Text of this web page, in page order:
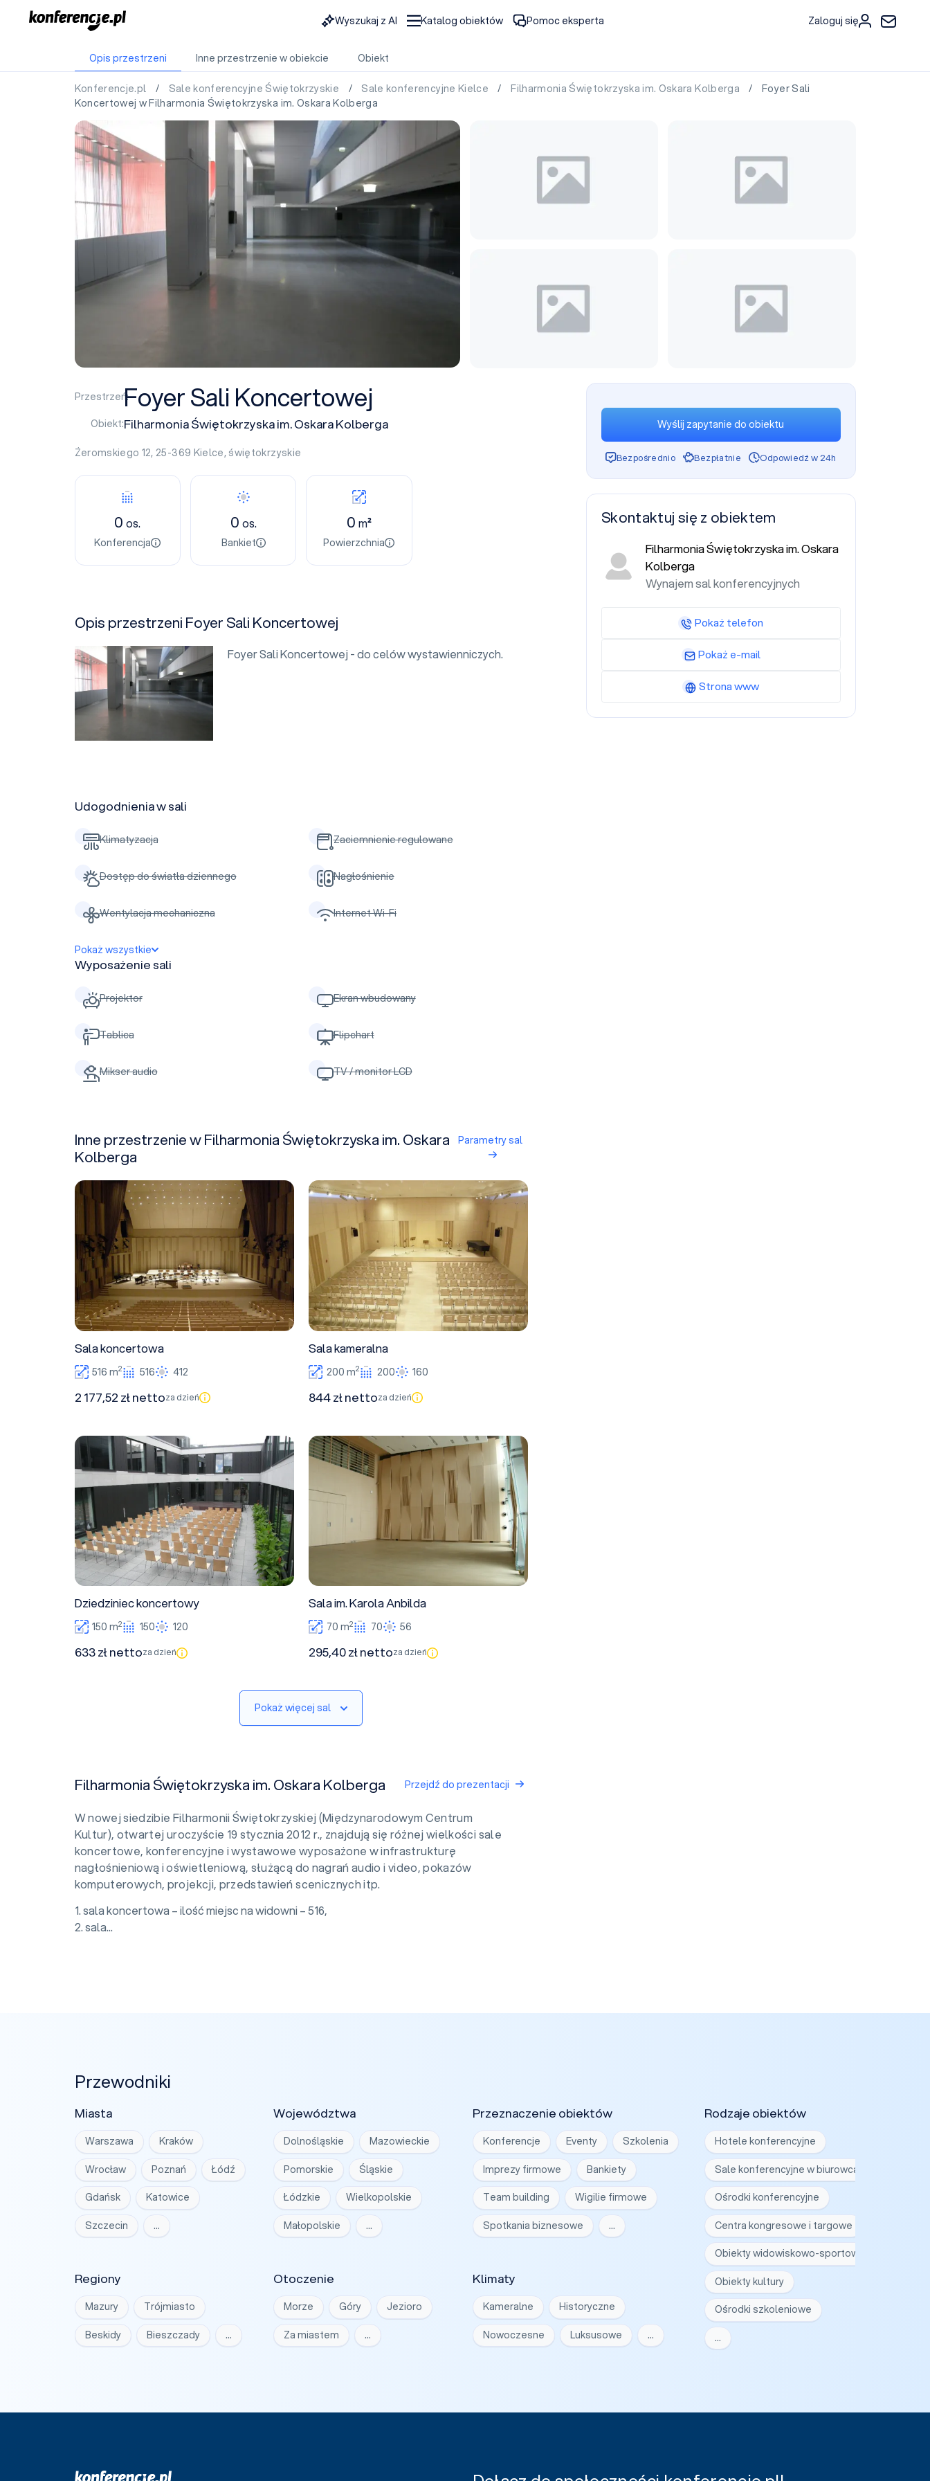
Wyszukaj z AI Katalog obiektów Pomoc eksperta Zaloguj się
Opis przestrzeni Inne przestrzenie w obiekcie Obiekt
Konferencje.pl / Sale konferencyjne Świętokrzyskie / Sale konferencyjne Kielce /Filharmonia Świętokrzyska im. Oskara Kolberga
/ Foyer Sali
Koncertowej w Filharmonia Świętokrzyska im. Oskara Kolberga
Przestrzeń:Foyer Sali Koncertowej
Obiekt:Filharmonia Świętokrzyska im. Oskara Kolberga
Żeromskiego 12, 25-369 Kielce, świętokrzyskie
0os.
Konferencja
0 os.
Bankiet
0 m²
Powierzchnia
Opis przestrzeni Foyer Sali Koncertowej
Foyer Sali Koncertowej - do celów wystawienniczych.
Udogodnienia w sali
Klimatyzacja Zaciemnienie regulowane
Dostęp do światła dziennego Nagłośnienie
Wentylacja mechaniczna Internet Wi-Fi
Pokaż wszystkie
Wyposażenie sali
Projektor Ekran wbudowany
Tablica Flipchart
Mikser audio TV / monitor LCD
Inne przestrzenie w Filharmonia Świętokrzyska im. Oskara
Kolberga
Parametry sal
Sala koncertowa
Sala koncertowa
516 m2 516 412
2 177,52 zł nettoza dzień
Sala kameralna
Sala kameralna
200 m2 200 160
844 zł nettoza dzień
Dziedziniec koncertowy
Dziedziniec koncertowy
150 m2 150 120
633 zł nettoza dzień
Sala im. Karola Anbilda
Sala im. Karola Anbilda
70 m2 70 56
295,40 zł nettoza dzień
Pokaż więcej sal
Filharmonia Świętokrzyska im. Oskara Kolberga Przejdź do prezentacji
W nowej siedzibie Filharmonii Świętokrzyskiej (Międzynarodowym Centrum
Kultur), otwartej uroczyście 19 stycznia 2012 r., znajdują się różnej wielkości sale
koncertowe, konferencyjne i wystawowe wyposażone w infrastrukturę
nagłośnieniową i oświetleniową, służącą do nagrań audio i video, pokazów
komputerowych, projekcji, przedstawień scenicznych itp.
1. sala koncertowa – ilość miejsc na widowni – 516,
2. sala...
Wyślij zapytanie do obiektu
Bezpośrednio Bezpłatnie Odpowiedź w 24h
Skontaktuj się z obiektem
Filharmonia Świętokrzyska im. Oskara
Kolberga
Wynajem sal konferencyjnych
Pokaż telefon
Pokaż e-mail
Strona www
Przewodniki
Miasta
Warszawa Kraków
Wrocław Poznań Łódź
Gdańsk Katowice
Szczecin …
Województwa
Dolnośląskie Mazowieckie
Pomorskie Śląskie
Łódzkie Wielkopolskie
Małopolskie …
Regiony
Mazury Trójmiasto
Beskidy Bieszczady …
Otoczenie
Morze Góry Jezioro
Za miastem …
Klimaty
Kameralne Historyczne
Nowoczesne Luksusowe …
Przeznaczenie obiektów
Konferencje Eventy Szkolenia
Imprezy firmowe Bankiety
Team building Wigilie firmowe
Spotkania biznesowe …
Rodzaje obiektów
Hotele konferencyjne
Sale konferencyjne w biurowcach
Ośrodki konferencyjne
Centra kongresowe i targowe
Obiekty widowiskowo-sportowe
Obiekty kultury
Ośrodki szkoleniowe
…